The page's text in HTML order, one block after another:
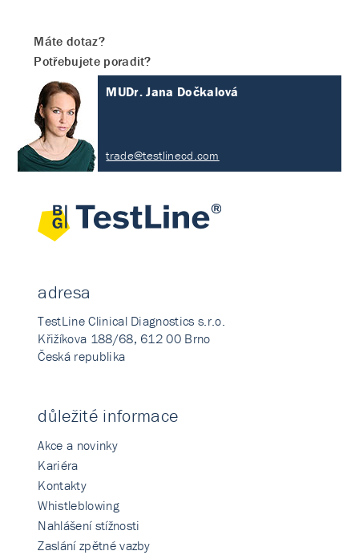
Máte dotaz?
Potřebujete poradit?
MUDr. Jana Dočkalová
trade@testlinecd.com
adresa
TestLine Clinical Diagnostics s.r.o.
Křižíkova 188/68, 612 00 Brno
Česká republika
důležité informace
Akce a novinky
Kariéra
Kontakty
Whistleblowing
Nahlášení stížnosti
Zaslání zpětné vazby